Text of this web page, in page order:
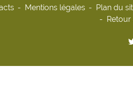
Mentions légales Plan du